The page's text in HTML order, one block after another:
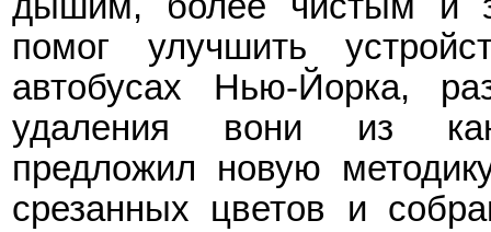
помог улучшить
автобусах Нью-Йорка,
удаления вони из
предложил новую
срезанных цветов и